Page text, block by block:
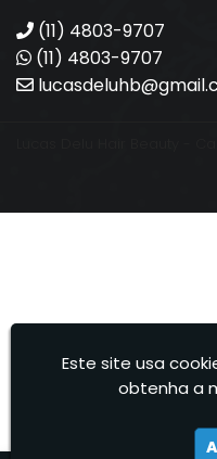
(11) 4803-9707
(11) 4803-9707
Este site usa
obtenha a